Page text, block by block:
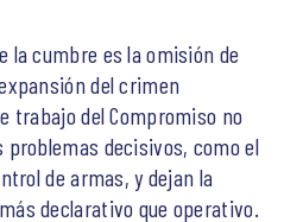
la cumbre es la omisión de
del crimen
trabajo del Compromiso no
problemas decisivos, como el
de armas, y dejan la
declarativo que operativo.